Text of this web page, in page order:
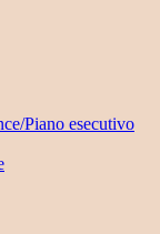
Piano esecutivo